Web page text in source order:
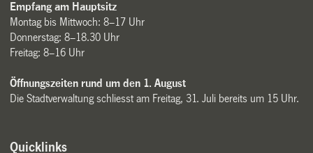
Empfang am Hauptsitz
Montag bis Mittwoch: 8–17 Uhr
Donnerstag: 8–18.30 Uhr
Freitag: 8–16 Uhr
Öffnungszeiten rund um den 1. August
Die Stadtverwaltung schliesst am Freitag, 31. Juli bereits um 15 Uhr.
Quicklinks